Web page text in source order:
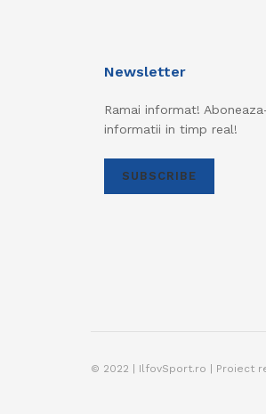
Newsletter
Ramai informat!
informatii in timp real!
SUBSCRIBE
© 2022 | IlfovSport.ro | Proiect